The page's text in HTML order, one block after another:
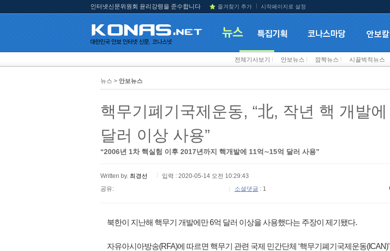
인터넷신문위원회 윤리강령을 준수합니다 즐겨찾기 추가 시작페이지로 설정
전체기사보기 안보뉴스 깜짝뉴스 시끌벅적뉴스
뉴스 > 안보뉴스
핵무기폐기국제운동, “北, 작년 핵 개발에
달러 이상 사용”
“2006년 1차 핵실험 이후 2017년까지 핵개발에 11억∼15억 달러 사용”
Written by. 최경선
입력 : 2020-05-14 오전 10:29:43
공유:
소셜댓글 : 1
북한이 지난해 핵무기 개발에만 6억 달러 이상을 사용했다는 주장이 제기됐다.
자유아시아방송(RFA)에 따르면 핵무기 관련 국제 민간단체 ‘핵무기폐기국제운동